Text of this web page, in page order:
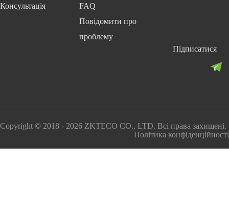
Консультація
FAQ
Повідомити про
проблему
Підписатися
Copyright © 2018 - 2026 ZKTECO CO., LTD. Всі права захищені.
Політика конфіденційності